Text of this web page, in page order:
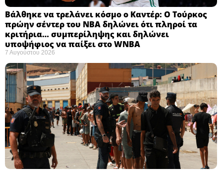
Βάλθηκε να τρελάνει κόσμο ο Καντέρ: Ο Τούρκος
πρώην σέντερ του NBA δηλώνει ότι πληροί τα
κριτήρια… συμπερίληψης και δηλώνει
υποψήφιος να παίξει στο WNBA
7 Αυγούστου 2026